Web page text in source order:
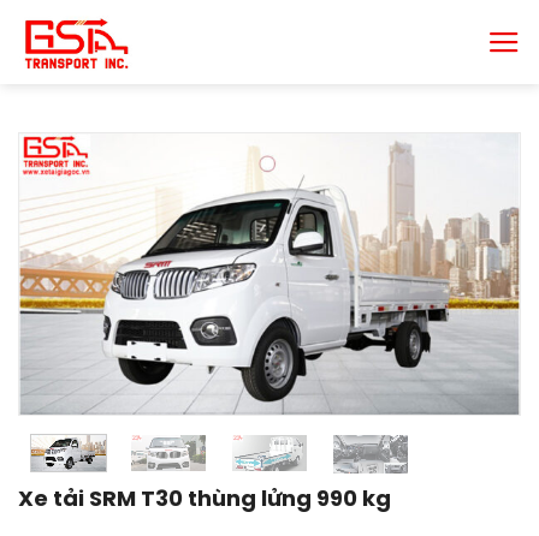
đến
nội
Xe tải SRM T30 thùng lửng 990 kg